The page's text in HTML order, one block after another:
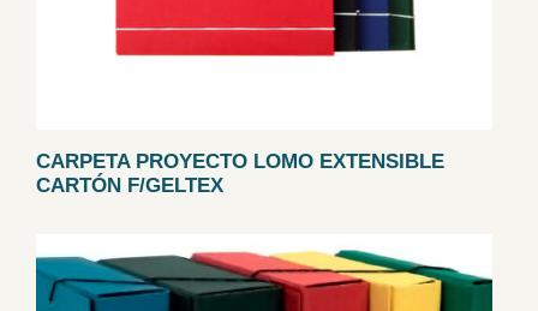
CARPETA PROYECTO LOMO EXTENSIBLE
CARTÓN F/GELTEX